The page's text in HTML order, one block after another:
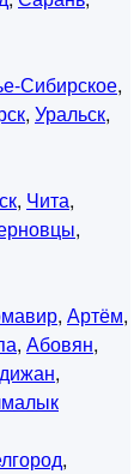
Сибирское,
, Уральск,
, Чита,
,
, Артём,
, Абовян,
,
,